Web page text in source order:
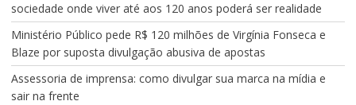
sociedade onde viver até aos 120 anos poderá ser realidade
Ministério Público pede R$ 120 milhões de Virgínia Fonseca e
Blaze por suposta divulgação abusiva de apostas
Assessoria de imprensa: como divulgar sua marca na mídia e
sair na frente